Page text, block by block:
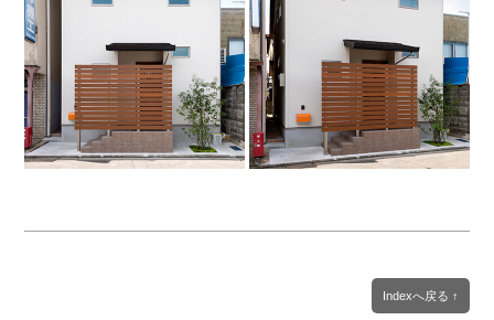
Indexへ戻る ↑